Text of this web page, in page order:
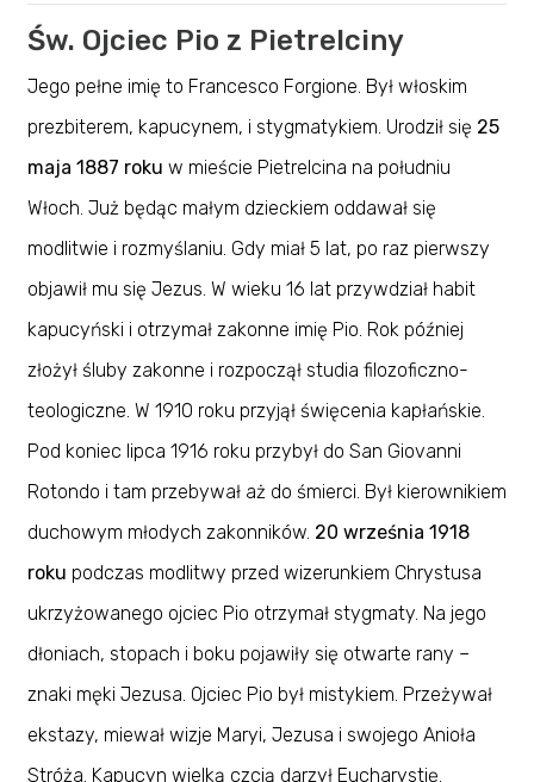
Św. Ojciec Pio z Pietrelciny
Jego pełne imię to Francesco Forgione. Był włoskim
prezbiterem, kapucynem, i stygmatykiem. Urodził się 25
maja 1887 roku w mieście Pietrelcina na południu
Włoch. Już będąc małym dzieckiem oddawał się
modlitwie i rozmyślaniu. Gdy miał 5 lat, po raz pierwszy
objawił mu się Jezus. W wieku 16 lat przywdział habit
kapucyński i otrzymał zakonne imię Pio. Rok później
złożył śluby zakonne i rozpoczął studia filozoficzno-
teologiczne. W 1910 roku przyjął święcenia kapłańskie.
Pod koniec lipca 1916 roku przybył do San Giovanni
Rotondo i tam przebywał aż do śmierci. Był kierownikiem
duchowym młodych zakonników. 20 września 1918
roku podczas modlitwy przed wizerunkiem Chrystusa
ukrzyżowanego ojciec Pio otrzymał stygmaty. Na jego
dłoniach, stopach i boku pojawiły się otwarte rany –
znaki męki Jezusa. Ojciec Pio był mistykiem. Przeżywał
ekstazy, miewał wizje Maryi, Jezusa i swojego Anioła
Stróża. Kapucyn wielką czcią darzył Eucharystię.